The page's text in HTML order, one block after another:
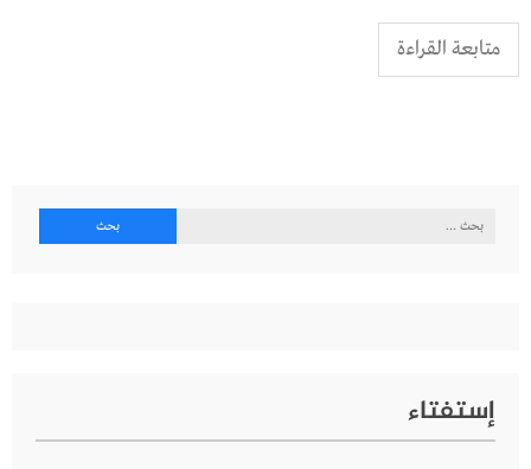
متابعة القراءة
البحث
إستفتاء